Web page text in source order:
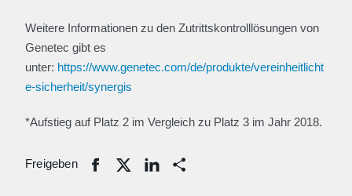
Weitere Informationen zu den Zutrittskontrolllösungen von
Genetec gibt es
unter: https://www.genetec.com/de/produkte/vereinheitlicht
e-sicherheit/synergis
*Aufstieg auf Platz 2 im Vergleich zu Platz 3 im Jahr 2018.
Freigeben Share